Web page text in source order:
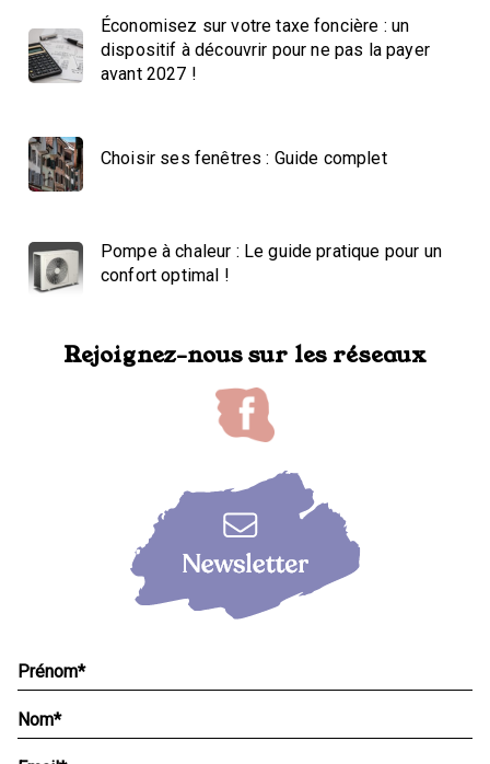
Économisez sur votre taxe foncière : un
dispositif à découvrir pour ne pas la payer
avant 2027 !
Choisir ses fenêtres : Guide complet
Pompe à chaleur : Le guide pratique pour un
confort optimal !
Rejoignez-nous sur les réseaux